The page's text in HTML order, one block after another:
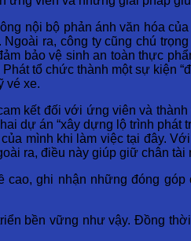
nội bộ phản ánh văn hóa của
ra, công ty cũng chú
bảo vệ sinh an toàn thực
tổ chức thành một sự kiện
vé xe.
kết đối với ứng viên và thành
dự án “xây dựng lộ trình phát
mình khi làm việc tại đây.
ra, điều này giúp giữ chân
ghi nhận những đóng
bền vững như vậy. Đồng